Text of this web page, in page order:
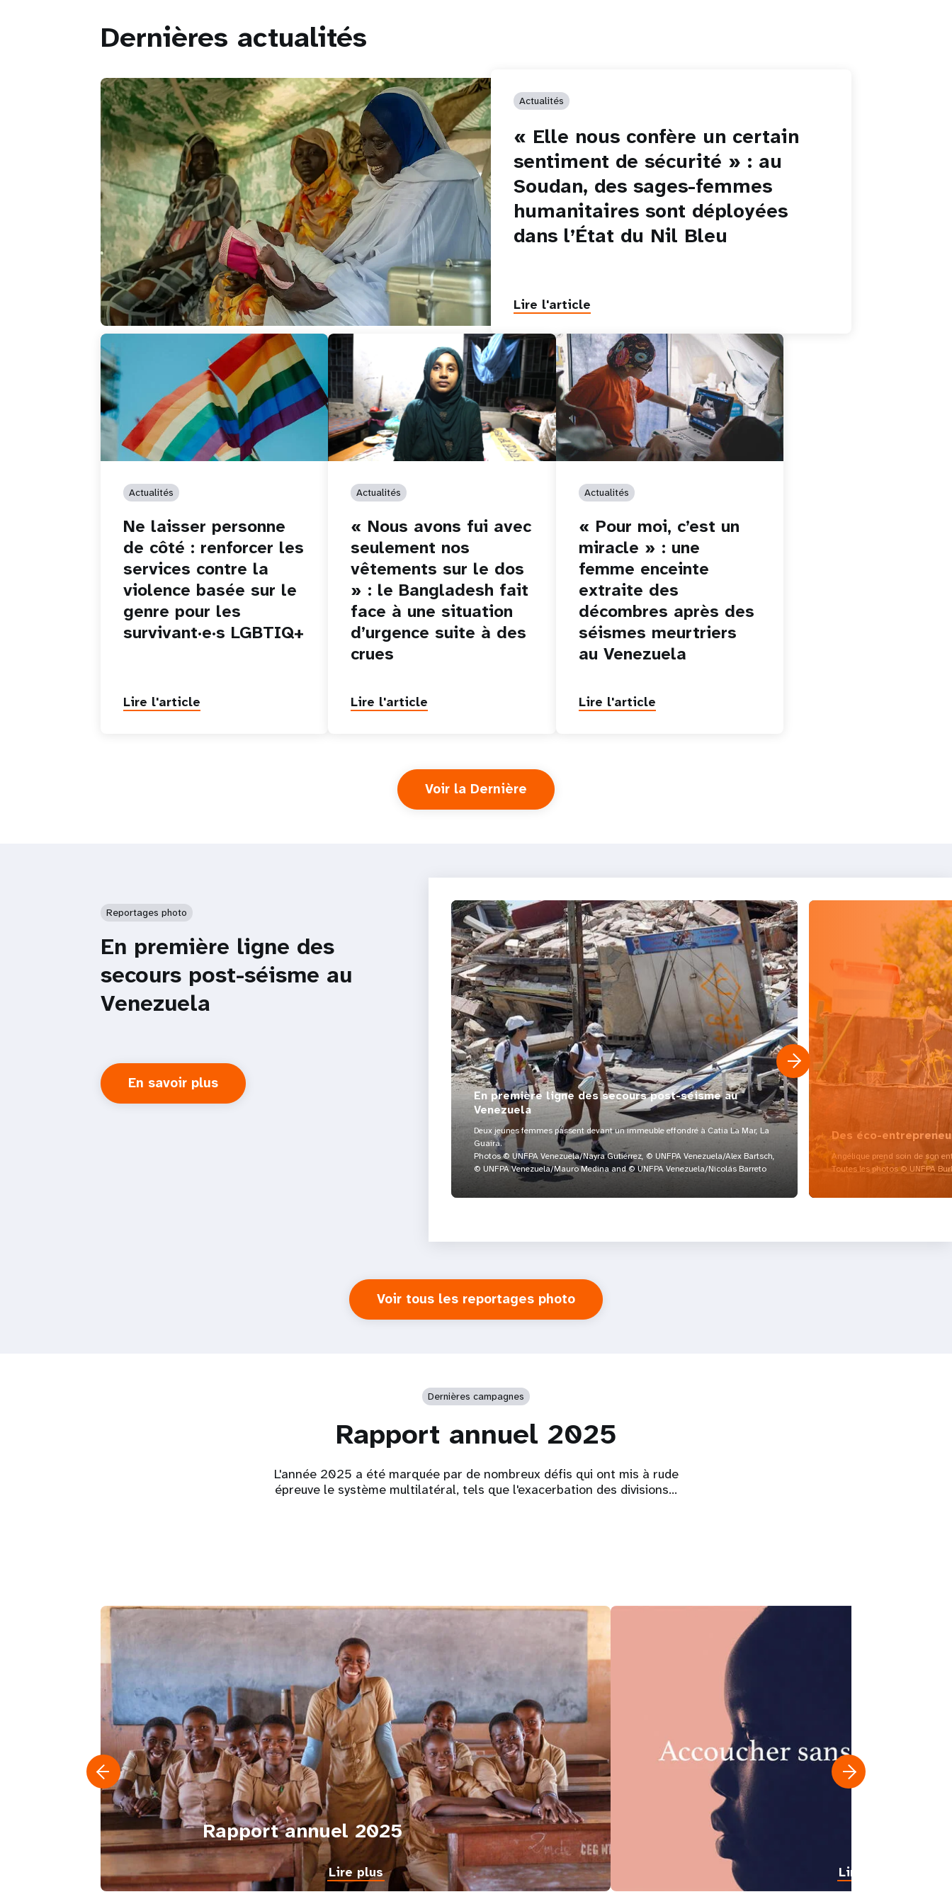
Dernières actualités
Actualités
« Elle nous confère un certain
sentiment de sécurité » : au
Soudan, des sages-femmes
humanitaires sont déployées
dans l’État du Nil Bleu
Lire l'article
Actualités
Ne laisser personne
de côté : renforcer les
services contre la
violence basée sur le
genre pour les
survivant·e·s LGBTIQ+
Lire l'article
Actualités
« Nous avons fui avec
seulement nos
vêtements sur le dos
» : le Bangladesh fait
face à une situation
d’urgence suite à des
crues
Lire l'article
Actualités
« Pour moi, c’est un
miracle » : une
femme enceinte
extraite des
décombres après des
séismes meurtriers
au Venezuela
Lire l'article
Voir la Dernière
Reportages photo
En première ligne des
secours post-séisme au
Venezuela
En savoir plus
about
En
En première ligne des secours post-séisme au
Venezuela
Deux jeunes femmes passent devant un immeuble effondré à Catia La Mar, La
Guaira.
Photos © UNFPA Venezuela/Nayra Gutiérrez, © UNFPA Venezuela/Alex Bartsch,
© UNFPA Venezuela/Mauro Medina and © UNFPA Venezuela/Nicolás Barreto
Des éco-
Angélique prend soin de son
Toutes les photos © UNFPA
Voir tous les reportages photo
Dernières campagnes
Rapport annuel 2025
L'année 2025 a été marquée par de nombreux défis qui ont mis à rude
épreuve le système multilatéral, tels que l'exacerbation des divisions…
Rapport annuel 2025
Lire plus Lire plus